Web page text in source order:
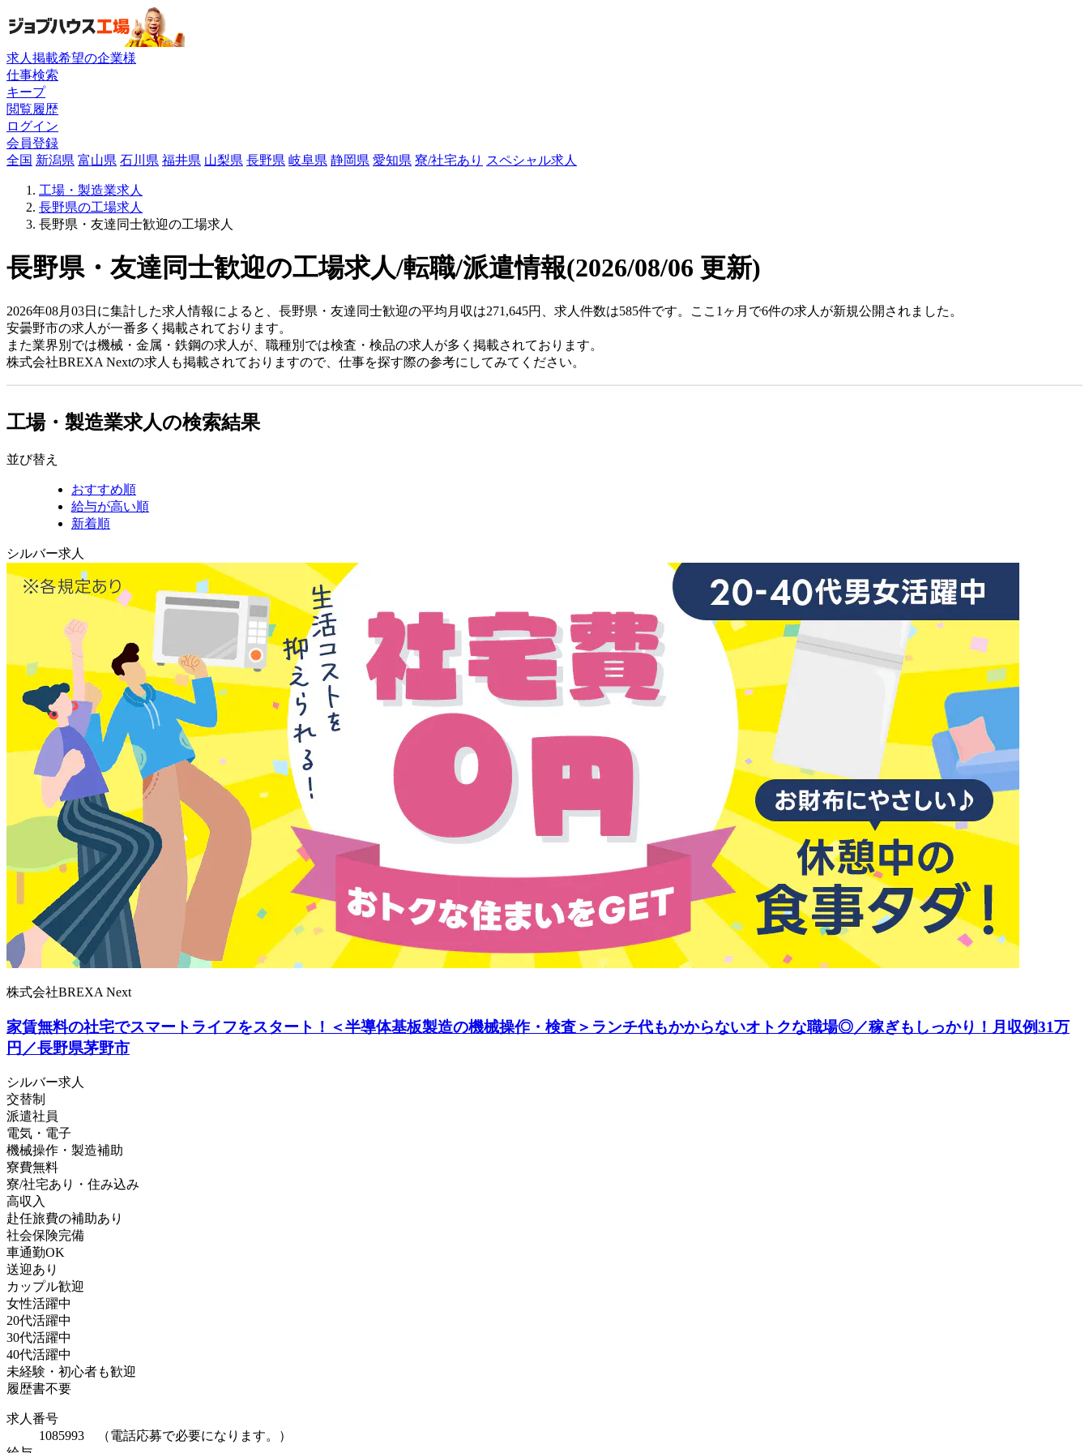
求人掲載希望の企業様
仕事検索
キープ
閲覧履歴
ログイン
会員登録
全国 新潟県 富山県 石川県 福井県 山梨県 長野県 岐阜県 静岡県 愛知県 寮/社宅あり スペシャル求人
工場・製造業求人
長野県の工場求人
長野県・友達同士歓迎の工場求人
長野県・友達同士歓迎の工場求人/転職/派遣情報(2026/08/06 更新)
2026年08月03日に集計した求人情報によると、長野県・友達同士歓迎の平均月収は271,645円、求人件数は585件です。ここ1ヶ月で6件の求人が新規公開されました。
安曇野市の求人が一番多く掲載されております。
また業界別では機械・金属・鉄鋼の求人が、職種別では検査・検品の求人が多く掲載されております。
株式会社BREXA Nextの求人も掲載されておりますので、仕事を探す際の参考にしてみてください。
工場・製造業求人の検索結果
並び替え
おすすめ順
給与が高い順
新着順
シルバー求人
株式会社BREXA Next
家賃無料の社宅でスマートライフをスタート！＜半導体基板製造の機械操作・検査＞ランチ代もかからないオトクな職場◎／稼ぎもしっかり！月収例31万
円／長野県茅野市
シルバー求人
交替制
派遣社員
電気・電子
機械操作・製造補助
寮費無料
寮/社宅あり・住み込み
高収入
赴任旅費の補助あり
社会保険完備
車通勤OK
送迎あり
カップル歓迎
女性活躍中
20代活躍中
30代活躍中
40代活躍中
未経験・初心者も歓迎
履歴書不要
求人番号
1085993 （電話応募で必要になります。）